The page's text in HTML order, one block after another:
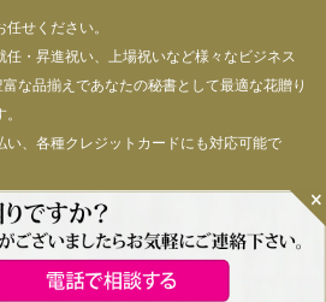
せください。
・昇進祝い、上場祝いなど様々なビジネス
な品揃えであなたの秘書として最適な花贈り
い、各種クレジットカードにも対応可能で
© 花秘書